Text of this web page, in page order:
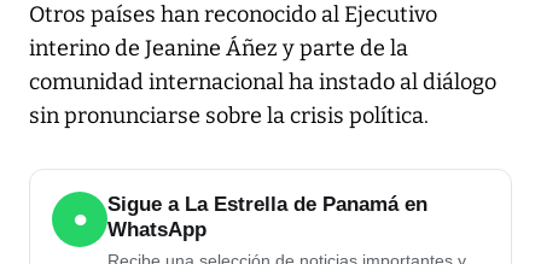
Otros países han reconocido al Ejecutivo
interino de Jeanine Áñez y parte de la
comunidad internacional ha instado al diálogo
sin pronunciarse sobre la crisis política.
●
Sigue a La Estrella de Panamá en
WhatsApp